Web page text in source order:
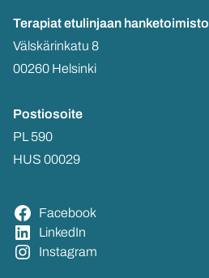
Te­ra­piat etu­lin­jaan han­ke­toi­mis­to
Väls­kä­rin­ka­tu 8
00260 Hel­sin­ki
Pos­tio­soi­te
PL 590
HUS 00029
Face­book
Lin­ke­dIn
Ins­ta­gram